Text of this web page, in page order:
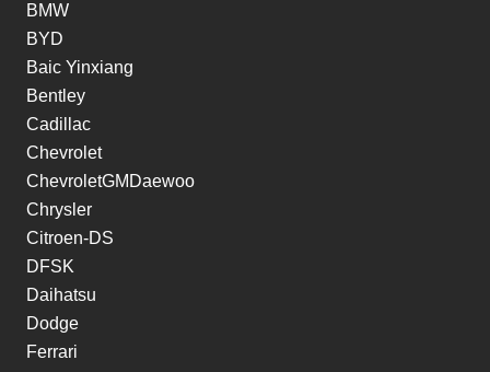
BMW
BYD
Baic Yinxiang
Bentley
Cadillac
Chevrolet
ChevroletGMDaewoo
Chrysler
Citroen-DS
DFSK
Daihatsu
Dodge
Ferrari